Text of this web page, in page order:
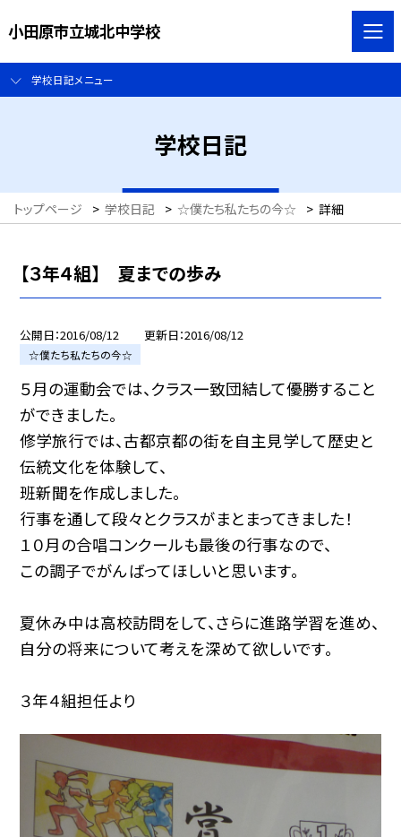
小田原市立城北中学校
学校日記メニュー
学校日記
トップページ > 学校日記 > ☆僕たち私たちの今☆ > 詳細
【３年４組】 夏までの歩み
公開日 2016/08/12 更新日 2016/08/12
☆僕たち私たちの今☆
５月の運動会では、クラス一致団結して優勝すること
ができました。
修学旅行では、古都京都の街を自主見学して歴史と
伝統文化を体験して、
班新聞を作成しました。
行事を通して段々とクラスがまとまってきました！
１０月の合唱コンクールも最後の行事なので、
この調子でがんばってほしいと思います。
夏休み中は高校訪問をして、さらに進路学習を進め、
自分の将来について考えを深めて欲しいです。
３年４組担任より